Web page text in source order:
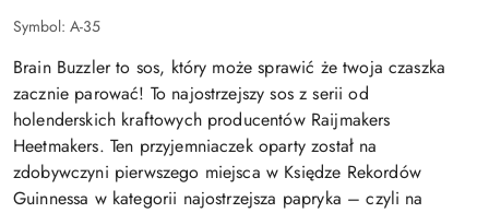
Symbol: A-35
Brain Buzzler to sos, który może sprawić że twoja czaszka
zacznie parować! To najostrzejszy sos z serii od
holenderskich kraftowych producentów Raijmakers
Heetmakers. Ten przyjemniaczek oparty został na
zdobywczyni pierwszego miejsca w Księdze Rekordów
Guinnessa w kategorii najostrzejsza papryka – czyli na